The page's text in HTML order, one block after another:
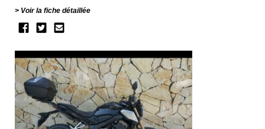
Voir la fiche détaillée